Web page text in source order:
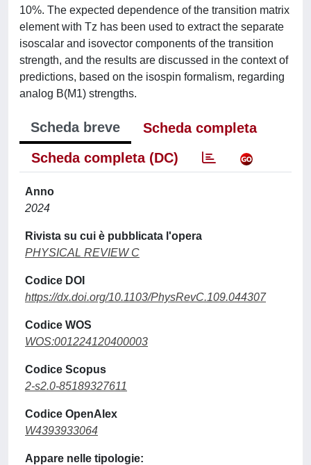
10%. The expected dependence of the transition matrix
element with Tz has been used to extract the separate
isoscalar and isovector components of the transition
strength, and the results are discussed in the context of
predictions, based on the isospin formalism, regarding
analog B(M1) strengths.
Scheda breve
Scheda completa
Scheda completa (DC)
Anno
2024
Rivista su cui è pubblicata l'opera
PHYSICAL REVIEW C
Codice DOI
https://dx.doi.org/10.1103/PhysRevC.109.044307
Codice WOS
WOS:001224120400003
Codice Scopus
2-s2.0-85189327611
Codice OpenAlex
W4393933064
Appare nelle tipologie: